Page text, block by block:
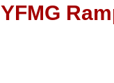
YFMG